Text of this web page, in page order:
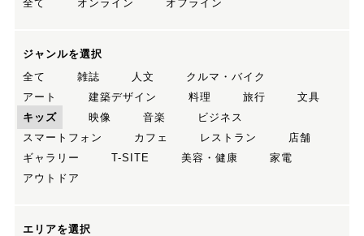
全て
オンライン オフライン
ジャンルを選択
全て
雑誌 人文
クルマ・バイク
アート
建築デザイン 料理 旅行
文具
キッズ
映像 音楽
ビジネス
スマートフォン
カフェ レストラン
店舗
ギャラリー
T-SITE 美容・健康
家電
アウトドア
エリアを選択